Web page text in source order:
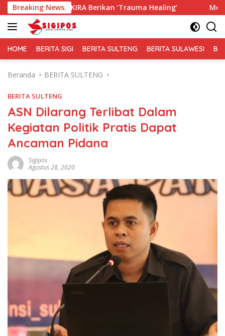
Langsung
ke
konten
Breaking News.
Berikan ‘Trauma Healing’ Membaur Tanpa
HOME BERITA SIGI BERITA SULTENG BERITA SULAWESI
Beranda BERITA SULTENG
BERITA SULTENG
ASN Dilarang Terlibat Dalam
Kegiatan Politik Pratis Dapat
Ancaman Pidana
Sigipos
Agustus 28, 2020